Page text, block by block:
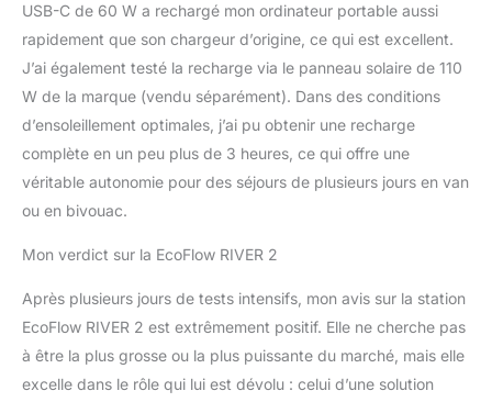
USB-C de 60 W a rechargé mon ordinateur portable aussi
rapidement que son chargeur d’origine, ce qui est excellent.
J’ai également testé la recharge via le panneau solaire de 110
W de la marque (vendu séparément). Dans des conditions
d’ensoleillement optimales, j’ai pu obtenir une recharge
complète en un peu plus de 3 heures, ce qui offre une
véritable autonomie pour des séjours de plusieurs jours en van
ou en bivouac.
Mon verdict sur la EcoFlow RIVER 2
Après plusieurs jours de tests intensifs, mon avis sur la station
EcoFlow RIVER 2 est extrêmement positif. Elle ne cherche pas
à être la plus grosse ou la plus puissante du marché, mais elle
excelle dans le rôle qui lui est dévolu : celui d’une solution